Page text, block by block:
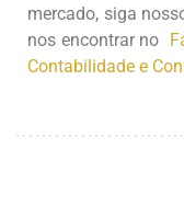
mercado, siga
nos encontrar no
Contabilidade e